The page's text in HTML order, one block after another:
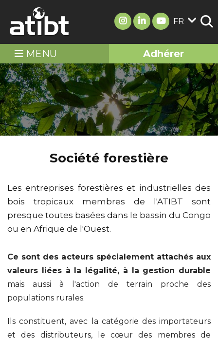
FR
MENU Adhérer
Société forestière
Les entreprises forestières et industrielles des
bois tropicaux membres de l'ATIBT sont
presque toutes basées dans le bassin du Congo
ou en Afrique de l'Ouest.
Ce sont des acteurs spécialement attachés aux
valeurs liées à la légalité, à la gestion durable
mais aussi à l'action de terrain proche des
populations rurales.
Ils constituent, avec la catégorie des importateurs
et des distributeurs, le cœur des membres de